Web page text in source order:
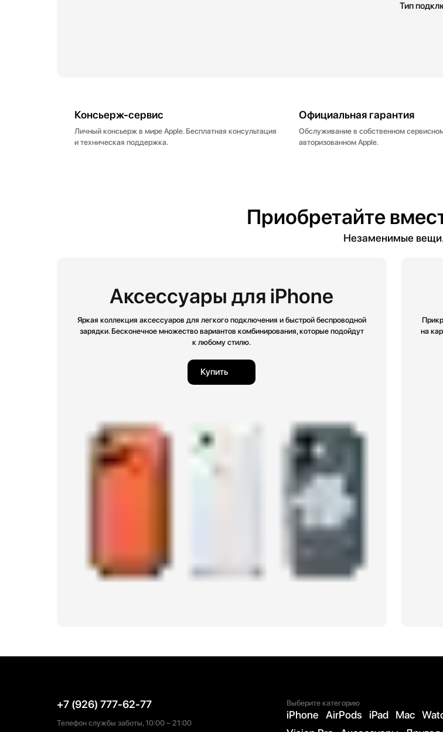
Тип
Консьерж-сервис
Личный консьерж в мире Apple. Бесплатная консультация
и техническая поддержка.
Официальная гарантия
Обслуживание в собственном
авторизованном Apple.
Приобретайте
Незаменимые
Аксессуары для iPhone
Яркая коллекция аксессуаров для легкого подключения и быстрой беспроводной
зарядки. Бесконечное множество вариантов комбинирования, которые подойдут
к любому стилю.
Купить
на
+7 (926) 777-62-77
Телефон службы заботы, 10:00 – 21:00
Выберите категорию
iPhone AirPods iPad Mac